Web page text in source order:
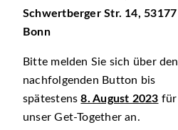
Schwertberger Str. 14, 53177
Bonn
Bitte melden Sie sich über den
nachfolgenden Button bis
spätestens8. August 2023 für
unser Get-Together an.